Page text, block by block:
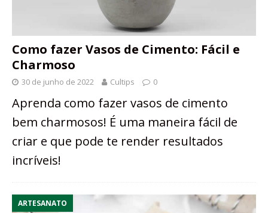
Como fazer Vasos de Cimento: Fácil e
Charmoso
30 de junho de 2022 Cultips 0
Aprenda como fazer vasos de cimento
bem charmosos! É uma maneira fácil de
criar e que pode te render resultados
incríveis!
ARTESANATO